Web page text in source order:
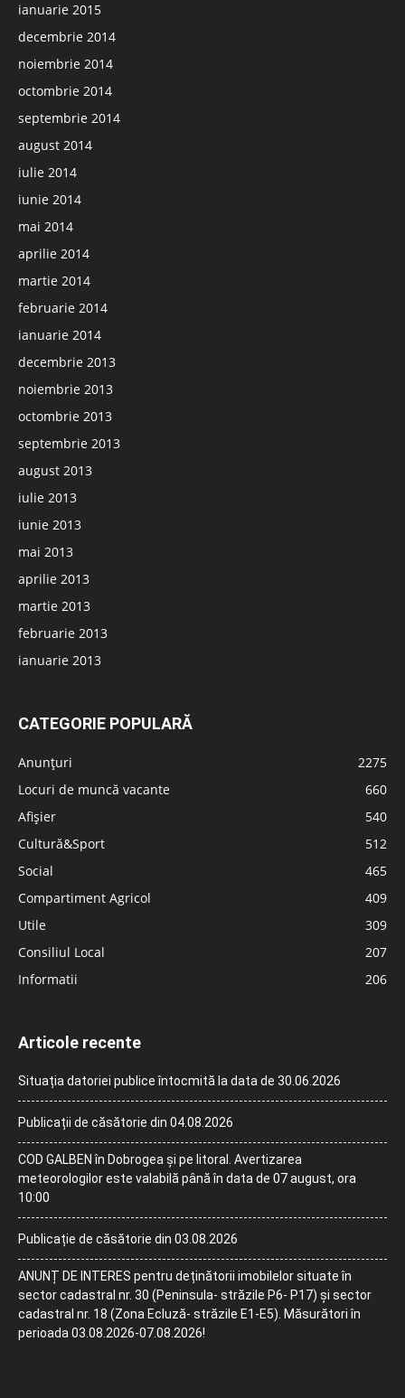
ianuarie 2015
decembrie 2014
noiembrie 2014
octombrie 2014
septembrie 2014
august 2014
iulie 2014
iunie 2014
mai 2014
aprilie 2014
martie 2014
februarie 2014
ianuarie 2014
decembrie 2013
noiembrie 2013
octombrie 2013
septembrie 2013
august 2013
iulie 2013
iunie 2013
mai 2013
aprilie 2013
martie 2013
februarie 2013
ianuarie 2013
CATEGORIE POPULARĂ
Anunțuri
2275
Locuri de muncă vacante
660
Afișier
540
Cultură&Sport
512
Social
465
Compartiment Agricol
409
Utile
309
Consiliul Local
207
Informatii
206
Articole recente
Situația datoriei publice întocmită la data de 30.06.2026
Publicații de căsătorie din 04.08.2026
COD GALBEN în Dobrogea și pe litoral. Avertizarea
meteorologilor este valabilă până în data de 07 august, ora
10:00
Publicație de căsătorie din 03.08.2026
ANUNȚ DE INTERES pentru deținătorii imobilelor situate în
sector cadastral nr. 30 (Peninsula- străzile P6- P17) și sector
cadastral nr. 18 (Zona Ecluză- străzile E1-E5). Măsurători în
perioada 03.08.2026-07.08.2026!